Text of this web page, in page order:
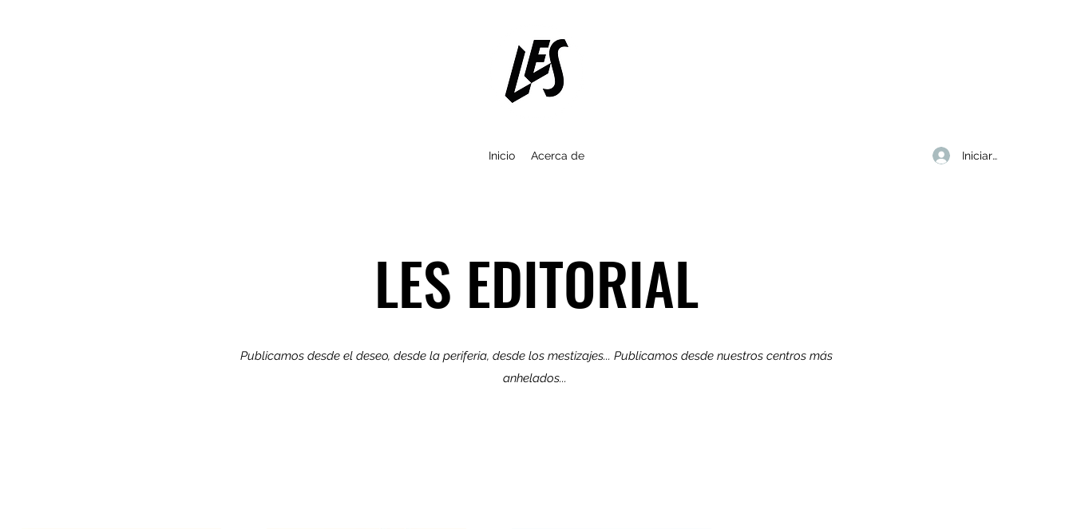
Inicio Acerca de Iniciar sesión
LES EDITORIAL
Publicamos desde el deseo, desde la periferia, desde los mestizajes... Publicamos desde nuestros centros más
anhelados...